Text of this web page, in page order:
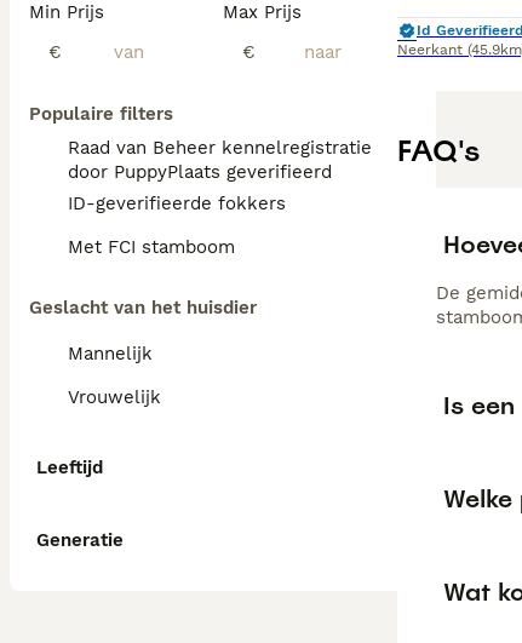
Min Prijs
€
Max Prijs
€
Populaire filters
Raad van Beheer kennelregistratie
door PuppyPlaats geverifieerd
ID-geverifieerde fokkers
Met FCI stamboom
Geslacht van het huisdier
Mannelijk
Vrouwelijk
Leeftijd
Generatie
Id Geverifieerd
Neerkant
FAQ's
De
Is
Wat